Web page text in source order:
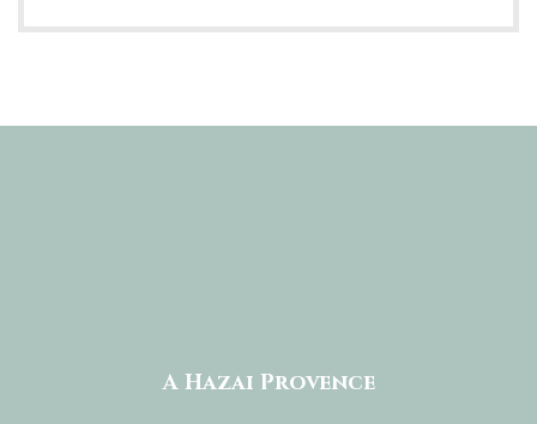
A Hazai Provence